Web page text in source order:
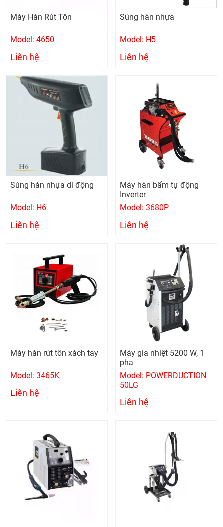
Máy Hàn Rút Tôn
Model: 4650
Liên hệ
Súng hàn nhựa
Model: H5
Liên hệ
Súng hàn nhựa di động
Model: H6
Liên hệ
Máy hàn bấm tự động
Inverter
Model: 3680P
Liên hệ
Máy hàn rút tôn xách tay
Model: 3465K
Liên hệ
Máy gia nhiệt 5200 W, 1
pha
Model: POWERDUCTION
50LG
Liên hệ